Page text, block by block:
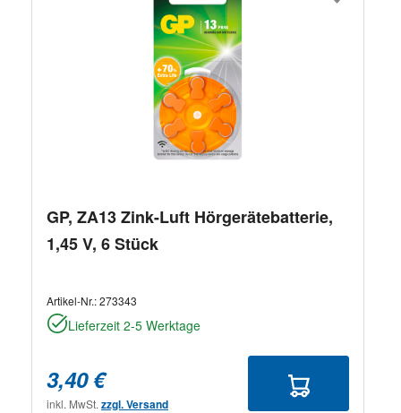
GP, ZA13 Zink-Luft Hörgerätebatterie,
1,45 V, 6 Stück
Artikel-Nr.:273343
Lieferzeit 2-5 Werktage
3,40 €
inkl. MwSt. zzgl. Versand